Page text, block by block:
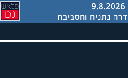
9.8.2026
נתניה והסביבה